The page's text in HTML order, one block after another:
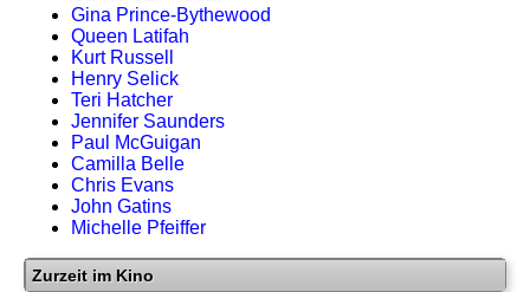
Gina Prince-Bythewood
Queen Latifah
Kurt Russell
Henry Selick
Teri Hatcher
Jennifer Saunders
Paul McGuigan
Camilla Belle
Chris Evans
John Gatins
Michelle Pfeiffer
Zurzeit im Kino